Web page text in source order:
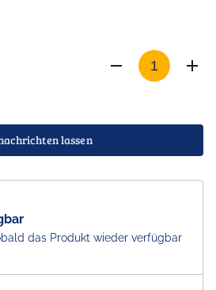
lassen
das Produkt wieder verfügbar